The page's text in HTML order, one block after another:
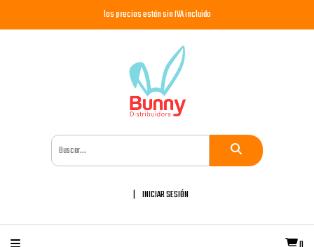
los precios están sin IVA incluido
INICIAR SESIÓN